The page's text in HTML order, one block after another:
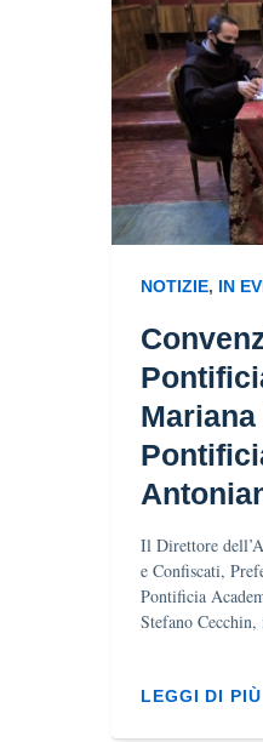
NOTIZIE, IN
Il Direttore
e Confiscati,
Pontificia
Stefano
LEGGI DI PIÙ